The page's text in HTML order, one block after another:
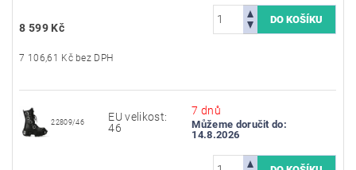
8 599 Kč
7 106,61 Kč bez DPH
22809/46
EU velikost:
46
7 dnů
Můžeme doručit do:
14.8.2026